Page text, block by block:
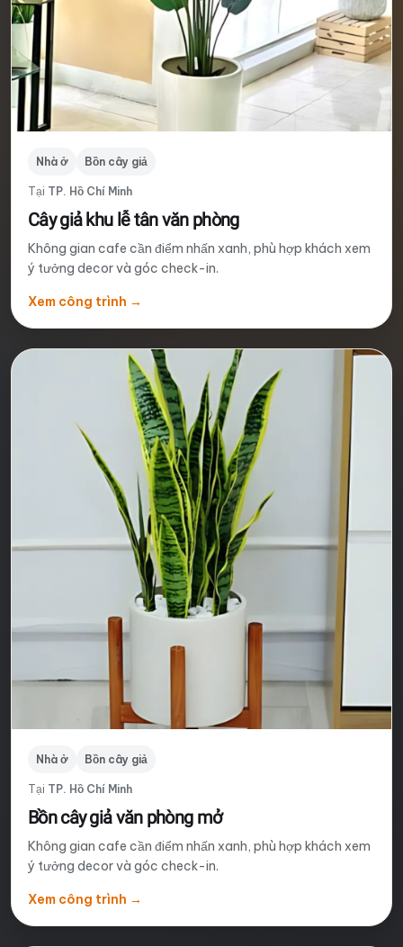
Nhà ở Bồn cây giả
Tại TP. Hồ Chí Minh
Cây giả khu lễ tân văn phòng
Không gian cafe cần điểm nhấn xanh, phù hợp khách xem
ý tưởng decor và góc check-in.
Xem công trình →
Nhà ở Bồn cây giả
Tại TP. Hồ Chí Minh
Bồn cây giả văn phòng mở
Không gian cafe cần điểm nhấn xanh, phù hợp khách xem
ý tưởng decor và góc check-in.
Xem công trình →